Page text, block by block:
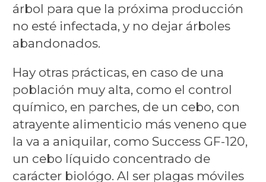
árbol para que la próxima producción
no esté infectada, y no dejar árboles
abandonados.
Hay otras prácticas, en caso de una
población muy alta, como el control
químico, en parches, de un cebo, con
atrayente alimenticio más veneno que
la va a aniquilar, como Success GF-120,
un cebo líquido concentrado de
carácter biológo. Al ser plagas móviles